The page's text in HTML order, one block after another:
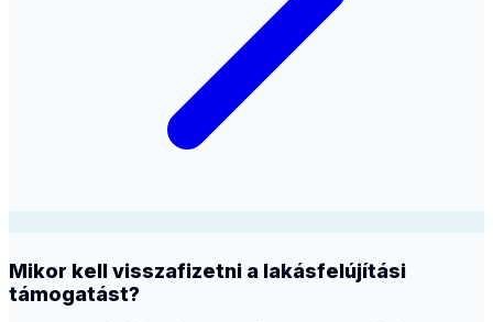
Mikor kell visszafizetni a lakásfelújítási
támogatást?